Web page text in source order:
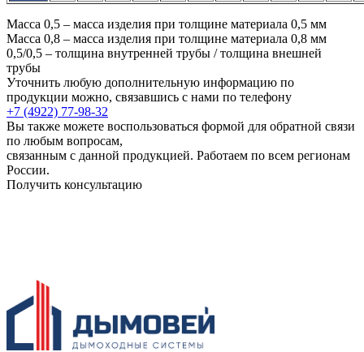
Масса 0,5 – масса изделия при толщине материала 0,5 мм
Масса 0,8 – масса изделия при толщине материала 0,8 мм
0,5/0,5 – толщина внутренней трубы / толщина внешней
трубы
Уточнить любую дополнительную информацию по
продукции можно, связавшись с нами по телефону
+7 (4922) 77-98-32
Вы также можете воспользоваться формой для обратной связи
по любым вопросам,
связанным с данной продукцией. Работаем по всем регионам
России.
Получить консультацию